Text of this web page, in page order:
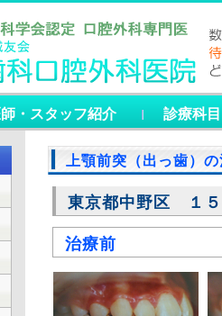
・スタッフ紹介 診療科目
上顎前突（出っ歯）
東京都中野区 １
治療前